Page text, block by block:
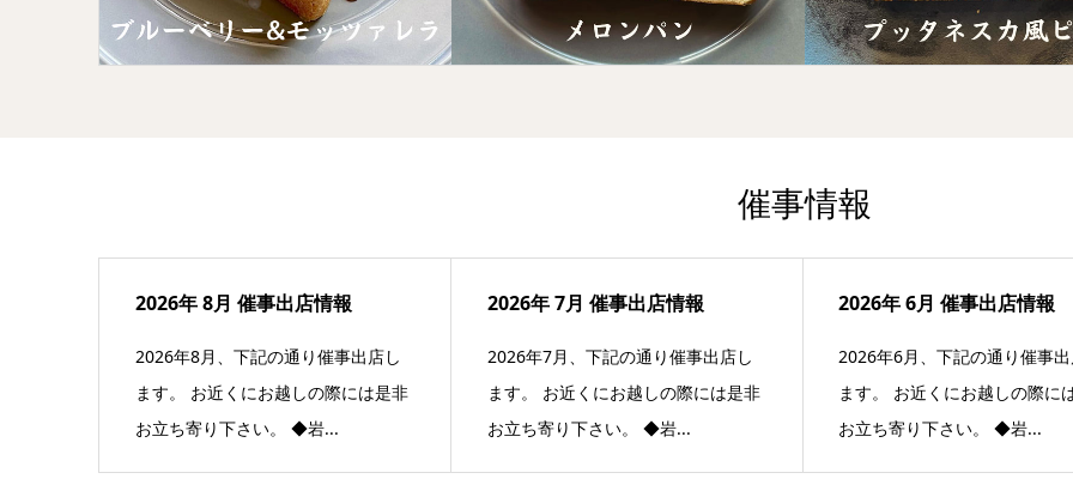
催事情報
2026年 8月 催事出店情報
2026年8月、下記の通り催事出店し
ます。 お近くにお越しの際には是非
お立ち寄り下さい。 ◆岩...
2026年 7月 催事出店情報
2026年7月、下記の通り催事出店し
ます。 お近くにお越しの際には是非
お立ち寄り下さい。 ◆岩...
2026年 6月 催事出店情報
2026年6月、下記の通り催事
ます。 お近くにお越しの際に
お立ち寄り下さい。 ◆岩...